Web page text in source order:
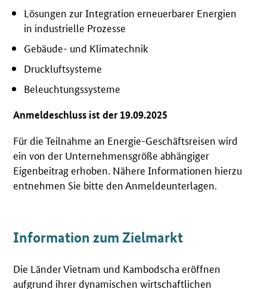
Lösungen zur Integration erneuerbarer Energien
in industrielle Prozesse
Gebäude- und Klimatechnik
Druckluftsysteme
Beleuchtungssysteme
Anmeldeschluss ist der 19.09.2025
Für die Teilnahme an Energie-Geschäftsreisen wird
ein von der Unternehmensgröße abhängiger
Eigenbeitrag erhoben. Nähere Informationen hierzu
entnehmen Sie bitte den Anmeldeunterlagen.
Information zum Zielmarkt
Die Länder Vietnam und Kambodscha eröffnen
aufgrund ihrer dynamischen wirtschaftlichen